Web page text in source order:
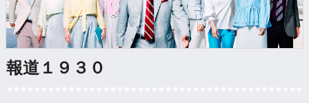
公式SNS プレゼント
ご意見・ご感想 会社情報
報道１９３０